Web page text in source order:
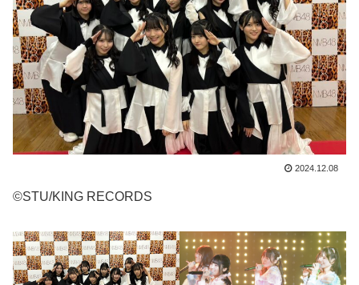
2024.12.08
©STU/KING RECORDS